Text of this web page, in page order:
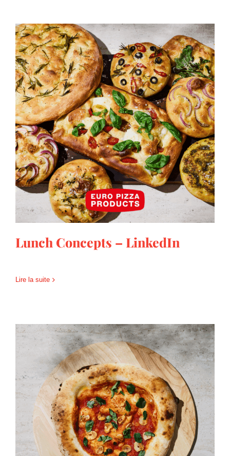
Lunch Concepts – LinkedIn
Lunch Concepts – LinkedIn
Lire la suite
Neapolitan Pizza Marinara –
LinkedIn